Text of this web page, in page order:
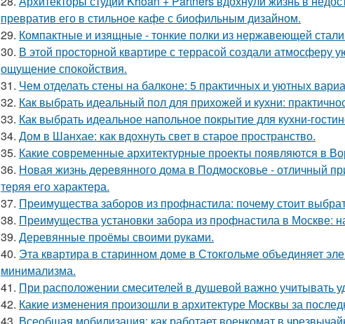
превратив его в стильное кафе с биофильным дизайном.
29. Компактные и изящные - тонкие полки из нержавеющей
30. В этой просторной квартире с террасой создали атмосферу
ощущение спокойствия.
31. Чем отделать стены на балконе: 5 практичных и уютных
32. Как выбрать идеальный пол для прихожей и кухни:
33. Как выбрать идеальное напольное покрытие для кухни-
34. Дом в Шанхае: как вдохнуть свет в старое пространство.
35. Какие современные архитектурные проекты появляются в
36. Новая жизнь деревянного дома в Подмосковье - отличный
теряя его характера.
37. Преимущества заборов из профнастила: почему стоит
38. Преимущества установки забора из профнастила в Москве:
39. Деревянные проёмы своими руками.
40. Эта квартира в старинном доме в Стокгольме объединяет
минимализма.
41. При расположении смесителей в душевой важно учитывать
42. Какие изменения произошли в архитектуре Москвы за